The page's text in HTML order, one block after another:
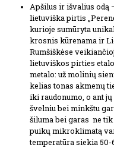
Apšilus ir išvalius odą
lietuviška pirtis
kurioje sumūryta
krosnis kūrenama ir
Rumšiškėse
lietuviškos pirties
metalo: už molinių
kelias tonas akmenų
iki raudonumo, o ant
švelniu bei minkštu
šiluma bei garas ne
puikų mikroklimatą
temperatūra siekia